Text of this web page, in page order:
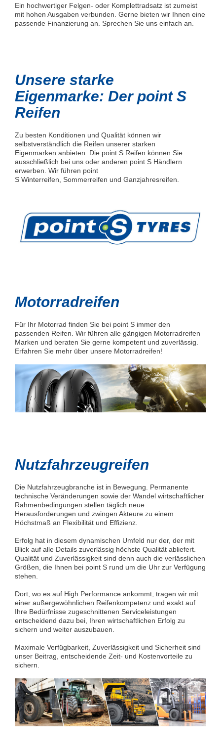
Ein hochwertiger Felgen- oder Komplettradsatz ist zumeist
mit hohen Ausgaben verbunden. Gerne bieten wir Ihnen eine
passende Finanzierung an. Sprechen Sie uns einfach an.
Unsere starke
Eigenmarke: Der point S
Reifen
Zu besten Konditionen und Qualität können wir
selbstverständlich die Reifen unserer starken
Eigenmarken anbieten. Die point S Reifen können Sie
ausschließlich bei uns oder anderen point S Händlern
erwerben. Wir führen point
S Winterreifen, Sommerreifen und Ganzjahresreifen.
Motorradreifen
Für Ihr Motorrad finden Sie bei point S immer den
passenden Reifen. Wir führen alle gängigen Motorradreifen
Marken und beraten Sie gerne kompetent und zuverlässig.
Erfahren Sie mehr über unsere Motorradreifen!
Nutzfahrzeugreifen
Die Nutzfahrzeugbranche ist in Bewegung. Permanente
technische Veränderungen sowie der Wandel wirtschaftlicher
Rahmenbedingungen stellen täglich neue
Herausforderungen und zwingen Akteure zu einem
Höchstmaß an Flexibilität und Effizienz.
Erfolg hat in diesem dynamischen Umfeld nur der, der mit
Blick auf alle Details zuverlässig höchste Qualität abliefert.
Qualität und Zuverlässigkeit sind denn auch die verlässlichen
Größen, die Ihnen bei point S rund um die Uhr zur Verfügung
stehen.
Dort, wo es auf High Performance ankommt, tragen wir mit
einer außergewöhnlichen Reifenkompetenz und exakt auf
Ihre Bedürfnisse zugeschnittenen Serviceleistungen
entscheidend dazu bei, Ihren wirtschaftlichen Erfolg zu
sichern und weiter auszubauen.
Maximale Verfügbarkeit, Zuverlässigkeit und Sicherheit sind
unser Beitrag, entscheidende Zeit- und Kostenvorteile zu
sichern.